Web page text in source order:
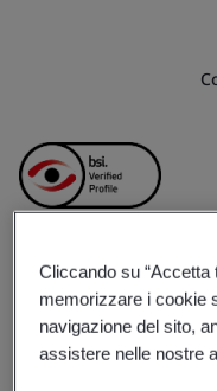
Rizhao
Material
Cliccando su “Accetta
memorizzare i cookie
navigazione del sito,
assistere nelle nostre